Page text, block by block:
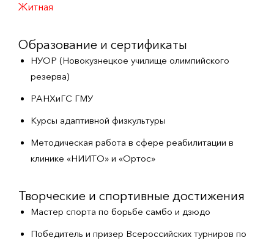
Житная
Образование и сертификаты
НУОР (Новокузнецкое училище олимпийского
резерва)
РАНХиГС ГМУ
Курсы адаптивной физкультуры
Методическая работа в сфере реабилитации в
клинике «НИИТО» и «Ортос»
Творческие и спортивные достижения
Мастер спорта по борьбе самбо и дзюдо
Победитель и призер Всероссийских турниров по